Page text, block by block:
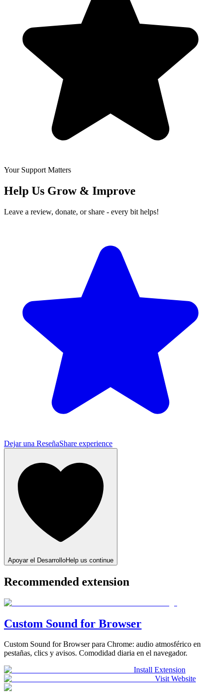
Your Support Matters
Help Us Grow & Improve
Leave a review, donate, or share - every bit helps!
Dejar una ReseñaShare experience
Apoyar el DesarrolloHelp us continue
Recommended extension
Custom Sound for Browser
Custom Sound for Browser para Chrome: audio atmosférico en
pestañas, clics y avisos. Comodidad diaria en el navegador.
Install Extension
Visit Website